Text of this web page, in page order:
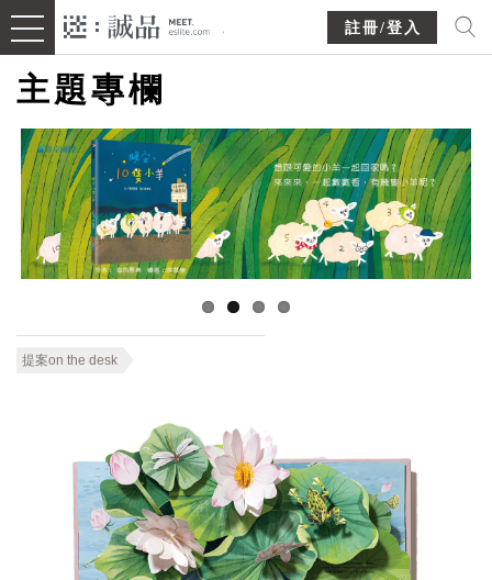
註冊/登入
主題專欄
提案on the desk